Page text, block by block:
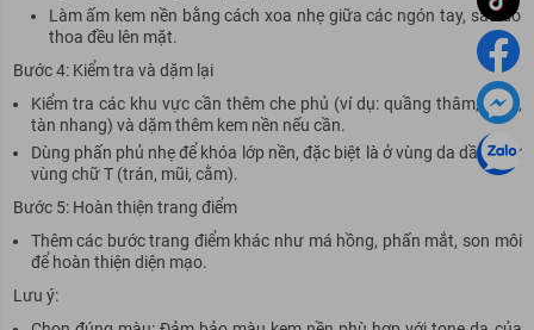
Làm ấm kem nền bằng cách xoa nhẹ giữa các ngón tay, sau đó
thoa đều lên mặt.
Bước 4: Kiểm tra và dặm lại
Kiểm tra các khu vực cần thêm che phủ (ví dụ: quầng thâm, mụn,
tàn nhang) và dặm thêm kem nền nếu cần.
Dùng phấn phủ nhẹ để khóa lớp nền, đặc biệt là ở vùng da dầu như
vùng chữ T (trán, mũi, cằm).
Bước 5: Hoàn thiện trang điểm
Thêm các bước trang điểm khác như má hồng, phấn mắt, son môi
để hoàn thiện diện mạo.
Lưu ý: